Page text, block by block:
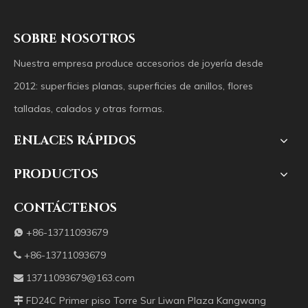
SOBRE NOSOTROS
Nuestra empresa produce accesorios de joyería desde
2012: superficies planas, superficies de anillos, flores
talladas, calados y otras formas.
ENLACES RÁPIDOS
PRODUCTOS
CONTÁCTENOS
 +86-13711093679
 +86-13711093679
 13711093679@163.com
 FD24C Primer piso Torre Sur Liwan Plaza Kangwang